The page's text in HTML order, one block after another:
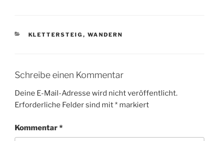
KATEGORIEN
KLETTERSTEIG , WANDERN
Schreibe einen Kommentar
Deine E-Mail-Adresse wird nicht veröffentlicht.
Erforderliche Felder sind mit* markiert
Kommentar*